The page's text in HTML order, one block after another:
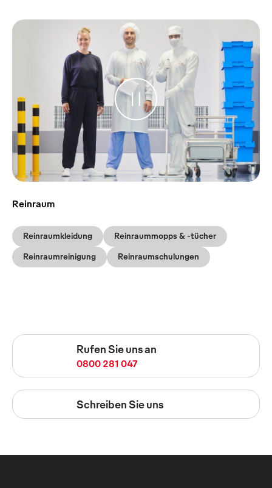
Reinraum
Reinraumkleidung
Reinraummopps & -tücher
Reinraumreinigung
Reinraumschulungen
Rufen Sie uns an
0800 281 047
Schreiben Sie uns